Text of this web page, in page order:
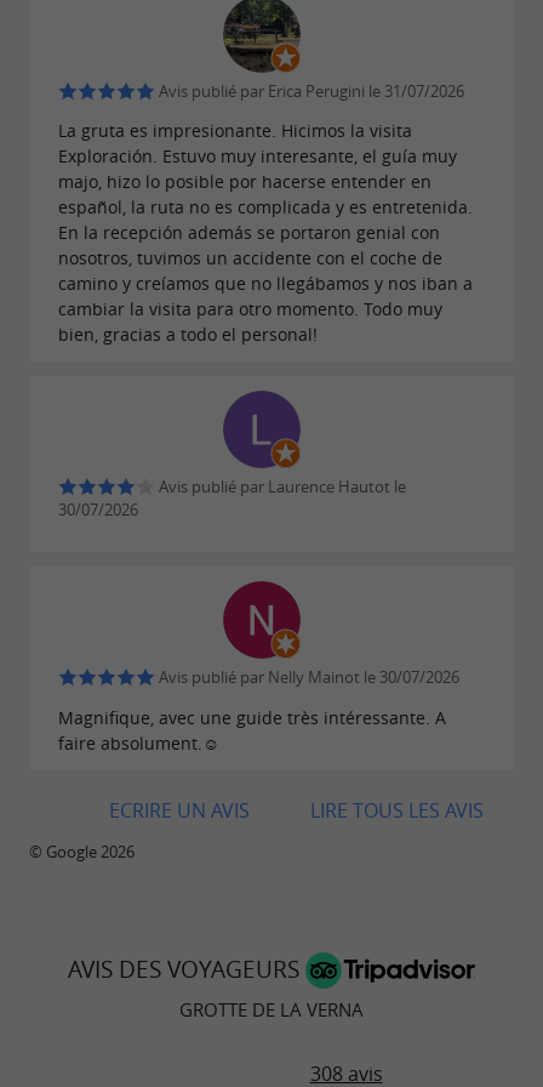
24€ par adulte / 17€ par enfant
Exploration
2h + accès grotte (âge minimum : 10 ans)
Vous quittez l'aménagement touristique pour
une exploration souterraine adaptée à tous les
niveaux. Pantalon obligatoire.
Tarif :29€ par adulte / 22€ par enfant
AVENTURE SPÉLÉO
Quelle que soit la visite, nous rentrons dans
cohésionet l’adaptation
fondamentaux. Le guide se réserve le droit
d’adapter le parcours en fonction des
conditions (météo, participants...).
grotte se fait avec votre propre voiture.
3h + accès grotte (âge minimum : 12 ans)
Randonnée spéléo sportive, hors sentier
Avis publié par Erica Perugini le 31/07/2026
La gruta es impresionante. Hicimos la visita
Exploración. Estuvo muy interesante, el guía muy
majo, hizo lo posible por hacerse entender en
español, la ruta no es complicada y es entretenida.
En la recepción además se portaron genial con
nosotros, tuvimos un accidente con el coche de
camino y creíamos que no llegábamos y nos iban a
cambiar la visita para otro momento. Todo muy
bien, gracias a todo el personal!
Avis publié par Laurence Hautot le
30/07/2026
Avis publié par Nelly Mainot le 30/07/2026
Magnifique, avec une guide très intéressante. A
faire absolument.☺️
LIRE TOUS LES AVIS
ECRIRE UN AVIS
© Google 2026
AVIS DES VOYAGEURS
GROTTE DE LA VERNA
308 avis